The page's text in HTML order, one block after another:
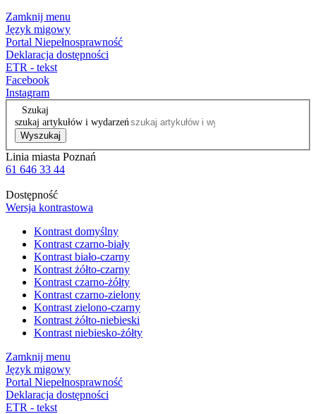
Zamknij menu
Język migowy
Portal Niepełnosprawność
Deklaracja dostępności
ETR - tekst
Facebook
Instagram
Szukaj
szukaj artykułów i wydarzeń
Wyszukaj
Linia miasta Poznań
61 646 33 44
Dostępność
Wersja kontrastowa
Kontrast domyślny
Kontrast czarno-biały
Kontrast biało-czarny
Kontrast żółto-czarny
Kontrast czarno-żółty
Kontrast czarno-zielony
Kontrast zielono-czarny
Kontrast żółto-niebieski
Kontrast niebiesko-żółty
Zamknij menu
Język migowy
Portal Niepełnosprawność
Deklaracja dostępności
ETR - tekst